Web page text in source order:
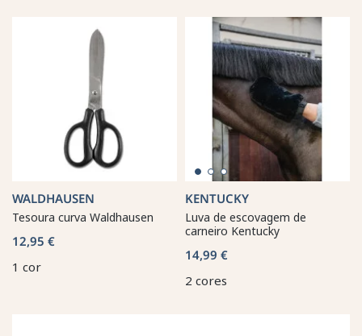
WALDHAUSEN
Tesoura curva Waldhausen
12,95 €
1 cor
KENTUCKY
Luva de escovagem de
carneiro Kentucky
14,99 €
2 cores